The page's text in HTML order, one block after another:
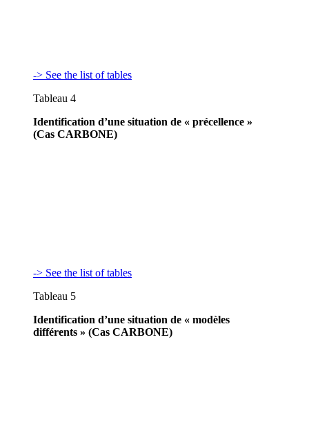
-> See the list of tables
Tableau 4
Identification d’une situation de « précellence »
(Cas CARBONE)
-> See the list of tables
Tableau 5
Identification d’une situation de « modèles
différents » (Cas CARBONE)